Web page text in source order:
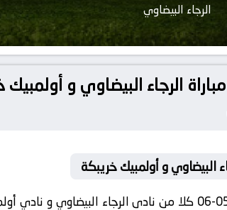
الرجاء البيضاوي
البيضاوي و أولمبيك خريبكة